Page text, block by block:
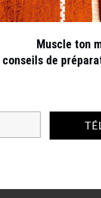
Muscle ton
conseils de